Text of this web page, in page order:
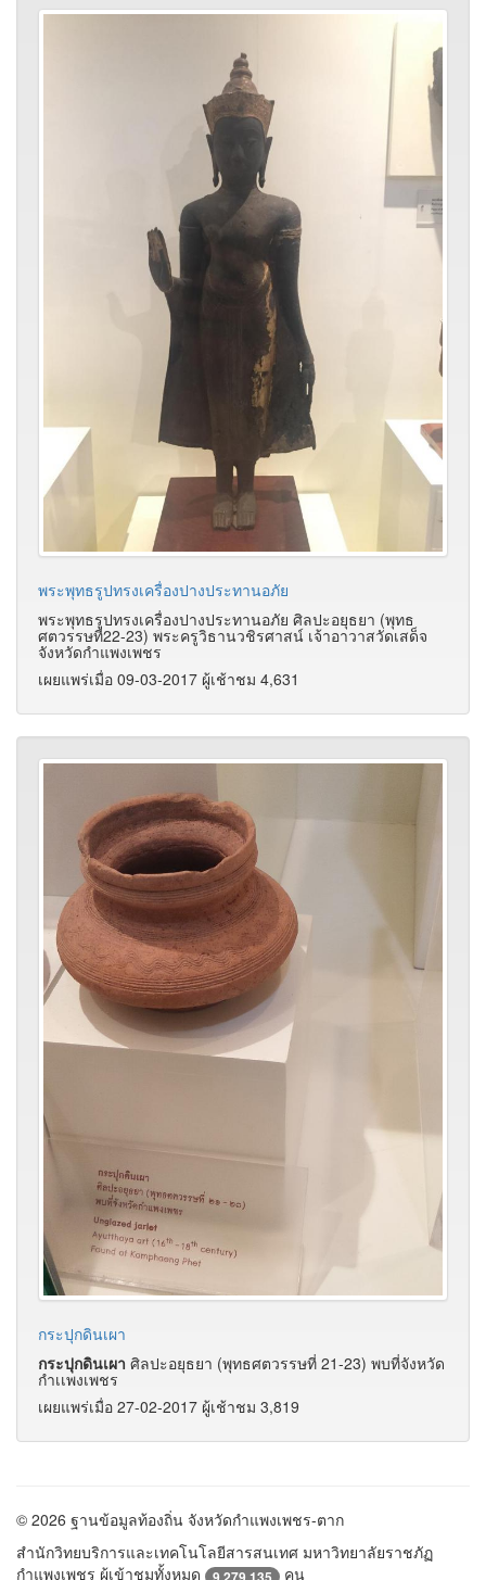
พระพุทธรูปทรงเครื่องปางประทานอภัย
พระพุทธรูปทรงเครื่องปางประทานอภัย ศิลปะอยุธยา (พุทธ
ศตวรรษที่22-23) พระครูวิธานวชิรศาสน์ เจ้าอาวาสวัดเสด็จ
จังหวัดกำแพงเพชร
เผยแพร่เมื่อ 09-03-2017 ผู้เช้าชม 4,631
กระปุกดินเผา
กระปุกดินเผา ศิลปะอยุธยา (พุทธศตวรรษที่ 21-23) พบที่จังหวัด
กำเเพงเพชร
เผยแพร่เมื่อ 27-02-2017 ผู้เช้าชม 3,819
© 2026 ฐานข้อมูลท้องถิ่น จังหวัดกำแพงเพชร-ตาก
สำนักวิทยบริการและเทคโนโลยีสารสนเทศ มหาวิทยาลัยราชภัฏ
กำแพงเพชร ผู้เข้าชมทั้งหมด
คน